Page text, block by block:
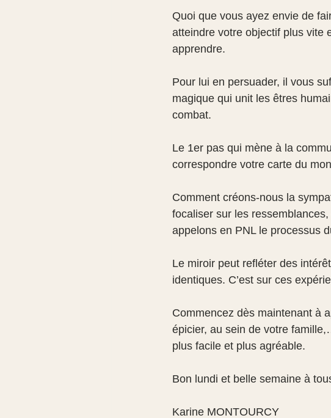
Quoi que vous ayez envie de
atteindre votre objectif plus vite
apprendre.
Pour lui en persuader, il vous
magique qui unit les êtres
combat.
Le 1er pas qui mène à la
correspondre votre carte du
Comment créons-nous la
focaliser sur les
appelons en PNL le processus
Le miroir peut refléter des
identiques. C’est sur ces
Commencez dès maintenant à
épicier, au sein de votre
plus facile et plus agréable.
Bon lundi et belle semaine à
Karine MONTOURCY